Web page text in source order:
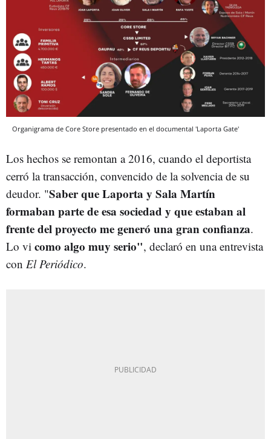
Organigrama de Core Store presentado en el documental 'Laporta Gate'
Los hechos se remontan a 2016, cuando el deportista
cerró la transacción, convencido de la solvencia de su
deudor. "Saber que Laporta y Sala Martín
formaban parte de esa sociedad y que estaban al
frente del proyecto me generó una gran confianza.
Lo vi como algo muy serio", declaró en una entrevista
con El Periódico.